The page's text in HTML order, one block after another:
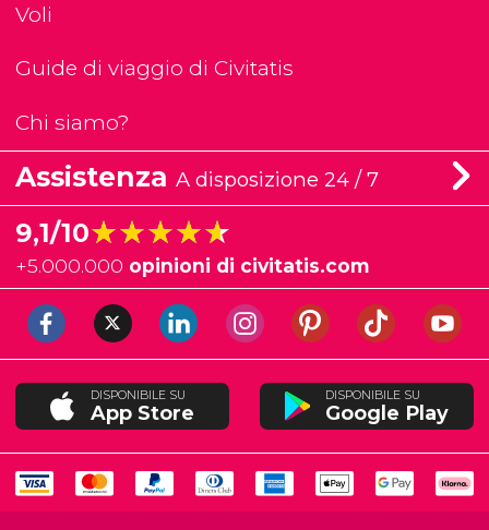
Voli
Guide di viaggio di Civitatis
Chi siamo?
Assistenza A disposizione 24 / 7
9,1/10★★★★★
★★★★★
+5.000.000 opinioni di civitatis.com
DISPONIBILE SU
App Store
DISPONIBILE SU
Google Play